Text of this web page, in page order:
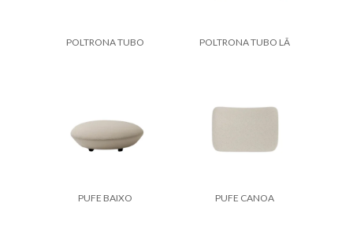
POLTRONA TUBO POLTRONA TUBO LÃ
PUFE BAIXO PUFE CANOA